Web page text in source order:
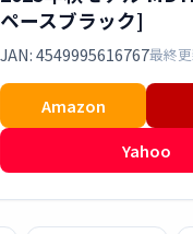
ペースブラック]
JAN: 4549995616767最終
Amazon
Yahoo